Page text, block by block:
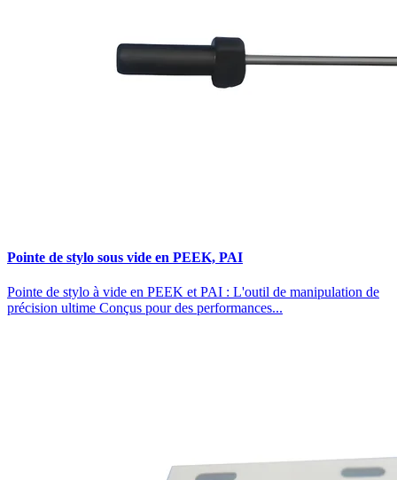
Pointe de stylo sous vide en PEEK, PAI
Pointe de stylo à vide en PEEK et PAI : L'outil de manipulation de
précision ultime Conçus pour des performances...